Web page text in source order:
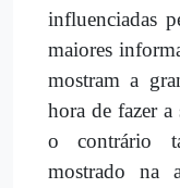
influenciadas
maiores
mostram a
hora de fazer
o contrário
mostrado na